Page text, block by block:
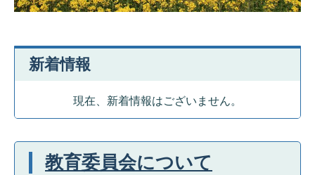
新着情報
現在、新着情報はございません。
教育委員会について